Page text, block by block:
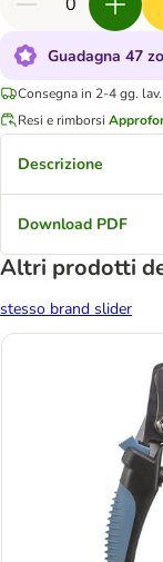
Guadagna 47
Consegna in 2-4 gg. lav.
Resi e rimborsi
Descrizione
Download PDF
Altri prodotti
stesso brand slider